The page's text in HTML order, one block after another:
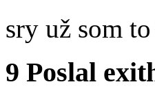
sry už som
9 Poslal